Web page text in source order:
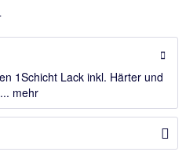
1Schicht Lack inkl. Härter und
mehr